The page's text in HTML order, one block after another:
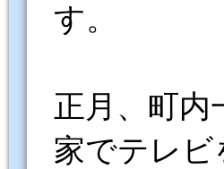
す。
正月、町内
家でテレ